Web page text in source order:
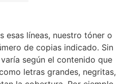
esas líneas, nuestro tóner o
de copias indicado. Sin
según el contenido que
letras grandes, negritas,